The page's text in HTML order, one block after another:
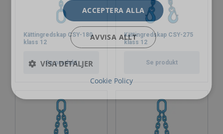
Kättingredskap CSY-180
klass 12
Se produkt
Kättingredskap CSY-275
klass 12
Se produkt
ACCEPTERA ALLA
AVVISA ALLT
VISA DETALJER
Cookie Policy